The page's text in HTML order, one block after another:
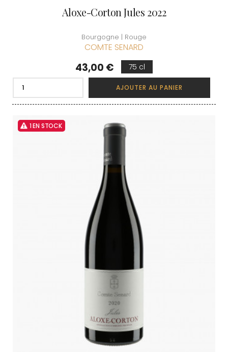
Aloxe-Corton Jules 2022
Bourgogne | Rouge
COMTE SENARD
Prix
43,00 € 75 cl
AJOUTER AU PANIER
1 EN STOCK